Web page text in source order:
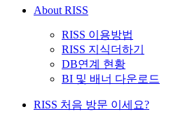
About RISS
RISS 이용방법
RISS 지식더하기
DB연계 현황
BI 및 배너 다운로드
RISS 처음 방문 이세요?